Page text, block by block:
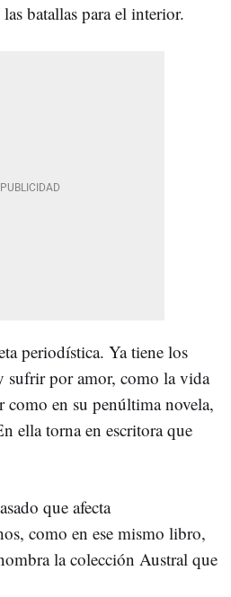
batallas para el interior.
periodística. Ya tiene los
sufrir por amor, como la vida
como en su penúltima novela,
ella torna en escritora que
que afecta
como en ese mismo libro,
la colección Austral que